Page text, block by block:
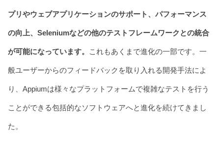
プリやウェブアプリケーションのサポート、パフォーマンス
の向上、Seleniumなどの他のテストフレームワークとの統合
が可能になっています。 これもあくまで進化の一部です。一
般ユーザーからのフィードバックを取り入れる開発手法によ
り、Appiumは様々なプラットフォームで複雑なテストを行う
ことができる包括的なソフトウェアへと進化を続けてきまし
た。